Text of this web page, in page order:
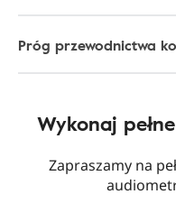
Próg przewodnictwa
Wykonaj
Zapraszamy na